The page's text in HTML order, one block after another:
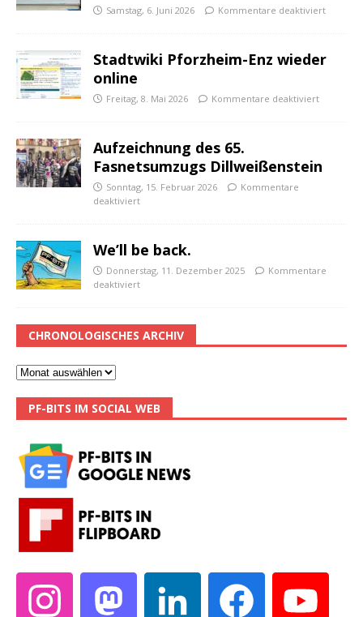
Samstag, 6. Juni 2026 Kommentare deaktiviert
Stadtwiki Pforzheim-Enz wieder
online
Freitag, 8. Mai 2026 Kommentare deaktiviert
Aufzeichnung des 65.
Fasnetsumzugs Dillweißenstein
Sonntag, 15. Februar 2026
Kommentare
deaktiviert
We’ll be back.
Donnerstag, 11. Dezember 2025
Kommentare
deaktiviert
CHRONOLOGISCHES ARCHIV
PF-BITS IM SOCIAL WEB